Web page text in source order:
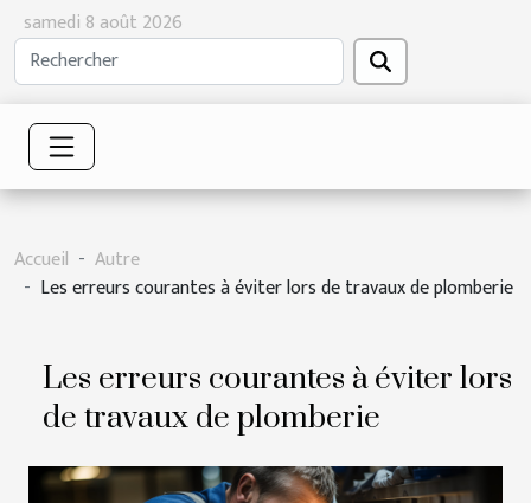
samedi 8 août 2026
Accueil
Autre
Les erreurs courantes à éviter lors de travaux de plomberie
Les erreurs courantes à éviter lors
de travaux de plomberie